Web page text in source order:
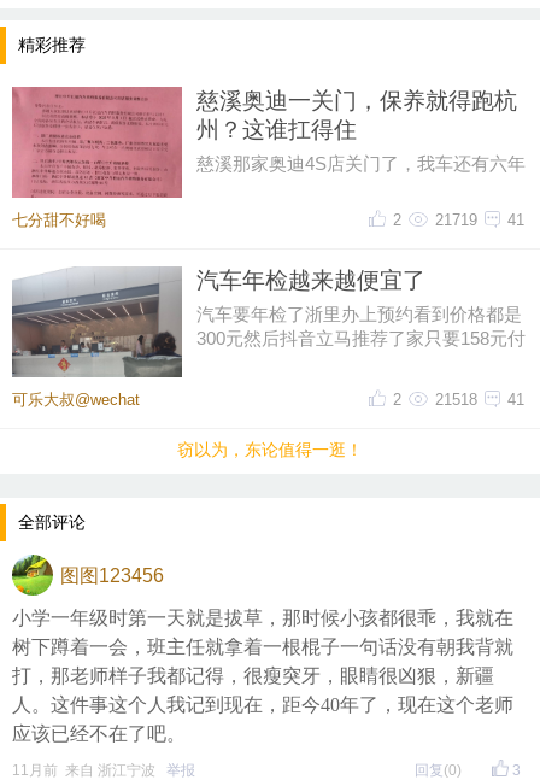
取红包~
• 福利时间
每晚20:00准时开始！（ 红包领完截止）关注我，锁定
红包帖分享此帖至朋友圈或好友，有机会获得更多红
包。
精彩推荐
慈溪奥迪一关门，保养就得跑杭
州？这谁扛得住
慈溪那家奥迪4S店关门了，我车还有六年
说保养正常做，但得去杭州。我
七分甜不好喝 41
21719
2
汽车年检越来越便宜了
汽车要年检了浙里办上预约看到价格都是
300元然后抖音立马推荐了家只要158元付
可乐大叔@wechat 41
21518
2
窃以为，东论值得一逛！
全部评论
图图123456
小学一年级时第一天就是拔草，那时候小孩都很乖，我就在
树下蹲着一会，班主任就拿着一根棍子一句话没有朝我背就
打，那老师样子我都记得，很瘦突牙，眼睛很凶狠，新疆
人。这件事这个人我记到现在，距今40年了，现在这个老师
应该已经不在了吧。
3
11月前 来自 浙江宁波 举报 回复 (0)